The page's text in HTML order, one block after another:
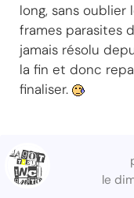
long, sans
frames parasites
jamais résolu
la fin et donc
finaliser.
le